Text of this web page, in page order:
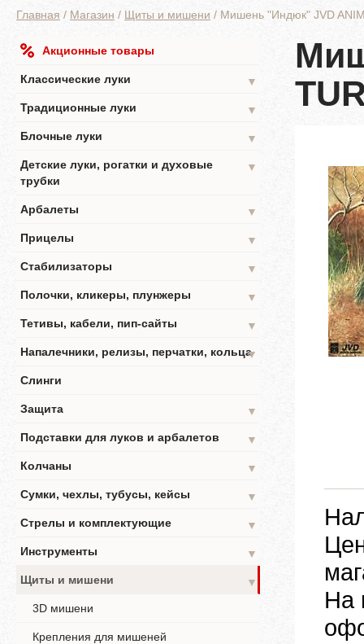
Главная / Магазин / Щиты и мишени / Мишень "Индюк" JVD
Акционные товары
Классические луки
▼
Традиционные луки
▼
Блочные луки
▼
Детские луки, рогатки и духовые
трубки
▼
Арбалеты
▼
Прицелы
▼
Стабилизаторы
▼
Полочки, кликеры, плунжеры
▼
Тетивы, кабели, пип-сайты
▼
Напалечники, релизы, перчатки, кольца▼
Слинги
Защита
▼
Подставки для луков и арбалетов
▼
Колчаны
▼
Сумки, чехлы, тубусы, кейсы
▼
Стрелы и комплектующие
▼
Инструменты
▼
Щиты и мишени
▼
3D мишени
Крепления для мишеней
На